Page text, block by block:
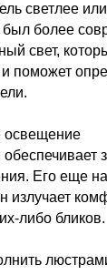
светлее
более
свет,
поможет
Его еще
излучает
либо бликов.